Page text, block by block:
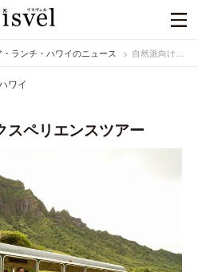
・ランチ・ハワイのニュース 自然派向け新しいエクスペリエンスツアー
ワイ
スペリエンスツアー